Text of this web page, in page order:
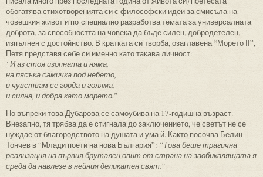
обогатява стихотворенията си с философски идеи за смисъла на
човешкия живот и по-специално разработва темата за универсалната
доброта, за способността на човека да бъде силен, добродетелен,
изпълнен с достойнство. В кратката си творба, озаглавена “Морето ІІ”,
Петя представя себе си именно като такава личност:
“И аз стоя изопната и няма,
на пясъка самичка под небето,
и чувствам се горда и голяма,
и силна, и добра като морето.”
Но въпреки това Дубарова се самоубива на 17-годишна възраст.
Внезапно, тя трябва да е стигнала до заключението, че светът не се
нуждае от благородството на душата и ума й. Както посочва Белин
Тончев в “Млади поети на нова България”: “Това беше трагична
реализация на първия брутален опит от страна на заобикалящата я
среда да навлезе в нейния деликатен свят.”